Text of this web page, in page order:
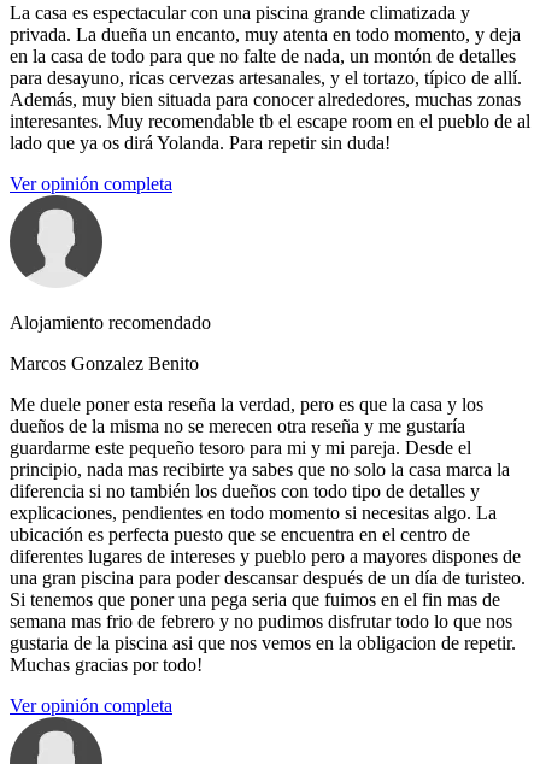
La casa es espectacular con una piscina grande climatizada y
privada. La dueña un encanto, muy atenta en todo momento, y deja
en la casa de todo para que no falte de nada, un montón de detalles
para desayuno, ricas cervezas artesanales, y el tortazo, típico de allí.
Además, muy bien situada para conocer alrededores, muchas zonas
interesantes. Muy recomendable tb el escape room en el pueblo de al
lado que ya os dirá Yolanda. Para repetir sin duda!
Ver opinión completa
Alojamiento recomendado
Marcos Gonzalez Benito
Me duele poner esta reseña la verdad, pero es que la casa y los
dueños de la misma no se merecen otra reseña y me gustaría
guardarme este pequeño tesoro para mi y mi pareja. Desde el
principio, nada mas recibirte ya sabes que no solo la casa marca la
diferencia si no también los dueños con todo tipo de detalles y
explicaciones, pendientes en todo momento si necesitas algo. La
ubicación es perfecta puesto que se encuentra en el centro de
diferentes lugares de intereses y pueblo pero a mayores dispones de
una gran piscina para poder descansar después de un día de turisteo.
Si tenemos que poner una pega seria que fuimos en el fin mas de
semana mas frio de febrero y no pudimos disfrutar todo lo que nos
gustaria de la piscina asi que nos vemos en la obligacion de repetir.
Muchas gracias por todo!
Ver opinión completa